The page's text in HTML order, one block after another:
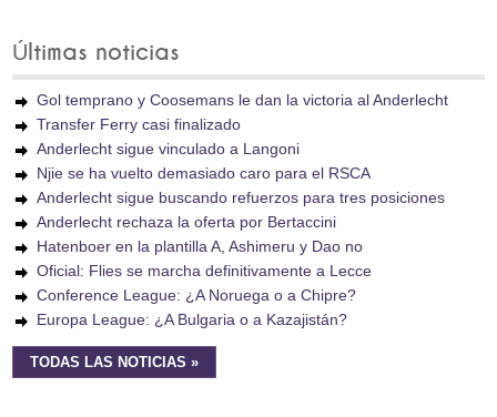
Últimas noticias
Gol temprano y Coosemans le dan la victoria al Anderlecht
Transfer Ferry casi finalizado
Anderlecht sigue vinculado a Langoni
Njie se ha vuelto demasiado caro para el RSCA
Anderlecht sigue buscando refuerzos para tres posiciones
Anderlecht rechaza la oferta por Bertaccini
Hatenboer en la plantilla A, Ashimeru y Dao no
Oficial: Flies se marcha definitivamente a Lecce
Conference League: ¿A Noruega o a Chipre?
Europa League: ¿A Bulgaria o a Kazajistán?
TODAS LAS NOTICIAS »